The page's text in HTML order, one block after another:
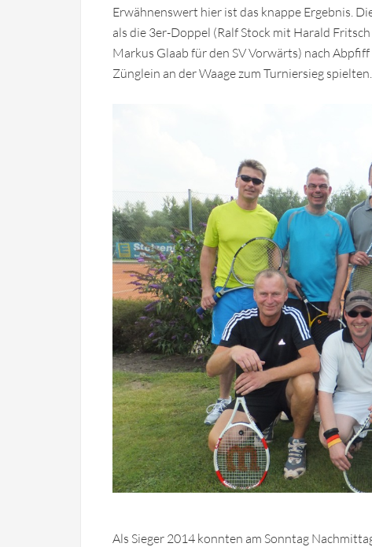
Erwähnenswert hier ist das knappe Ergebnis.
als die 3er-Doppel (Ralf Stock mit Harald
Markus Glaab für den SV Vorwärts) nach
Zünglein an der Waage zum Turniersieg spielten.
Als Sieger 2014 konnten am Sonntag